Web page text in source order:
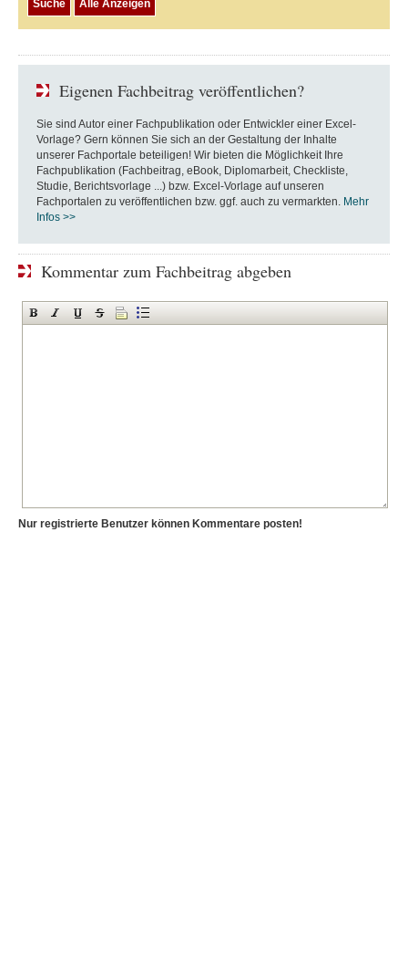
Eigenen Fachbeitrag veröffentlichen?
Sie sind Autor einer Fachpublikation oder Entwickler einer Excel-
Vorlage? Gern können Sie sich an der Gestaltung der Inhalte
unserer Fachportale beteiligen! Wir bieten die Möglichkeit Ihre
Fachpublikation (Fachbeitrag, eBook, Diplomarbeit, Checkliste,
Studie, Berichtsvorlage ...) bzw. Excel-Vorlage auf unseren
Fachportalen zu veröffentlichen bzw. ggf. auch zu vermarkten. Mehr
Infos >>
Kommentar zum Fachbeitrag abgeben
Nur registrierte Benutzer können Kommentare posten!